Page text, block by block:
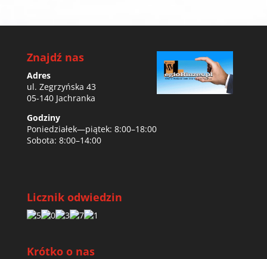
Znajdź nas
Adres
ul. Zegrzyńska 43
05-140 Jachranka
Godziny
Poniedziałek—piątek: 8:00–18:00
Sobota: 8:00–14:00
Licznik odwiedzin
Krótko o nas